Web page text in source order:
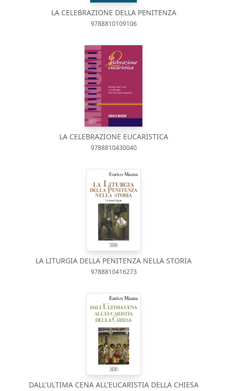
LA CELEBRAZIONE DELLA PENITENZA
9788810109106
LA CELEBRAZIONE EUCARISTICA
9788810430040
LA LITURGIA DELLA PENITENZA NELLA STORIA
9788810416273
DALL'ULTIMA CENA ALL'EUCARISTIA DELLA CHIESA